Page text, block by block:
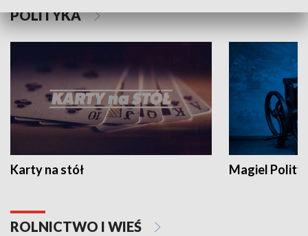
POLITYKA
Karty na stół Magiel
ROLNICTWO I WIEŚ